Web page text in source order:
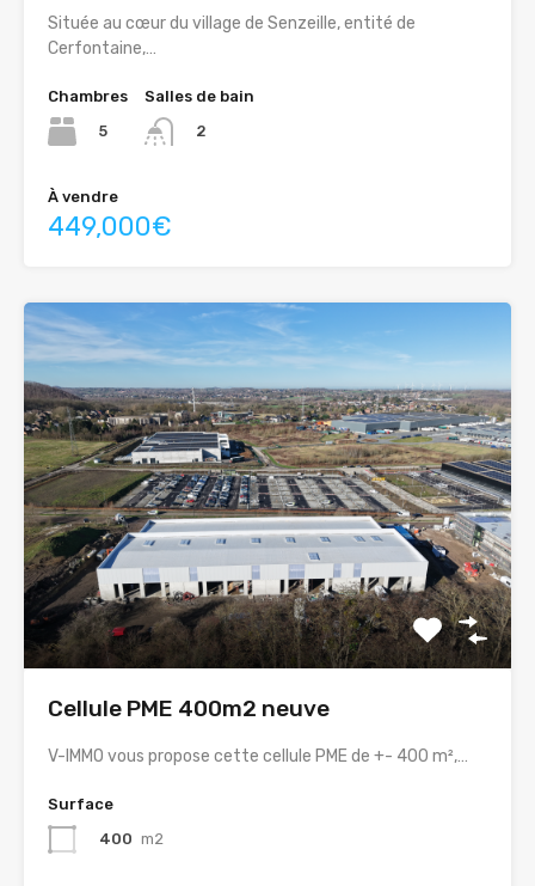
Située au cœur du village de Senzeille, entité de
Cerfontaine,…
Chambres
5
Salles de bain
2
À vendre
449,000€
Cellule PME 400m2 neuve
V-IMMO vous propose cette cellule PME de +- 400 m²,…
Surface
400 m2